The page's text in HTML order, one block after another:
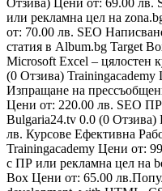
или рекламна цел на
от: 70.00 лв. SEO
статия в Album.bg Target
Microsoft Excel – цялостен
(0 Отзива)
Изпращане на
Цени от: 220.00 лв. SEO
Bulgaria24.tv 0.0 (0
лв. Курсове Ефективна
Trainingacademy Цени от:
с ПР или рекламна цел на
Box Цени от: 65.00